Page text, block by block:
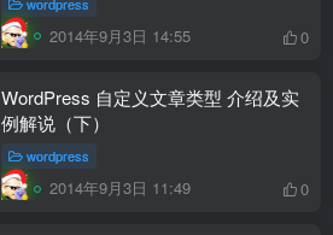
2014年9月3日 14:55 0
WordPress 自定义文章类型 介绍及实
例解说（下）
wordpress
2014年9月3日 11:49 0